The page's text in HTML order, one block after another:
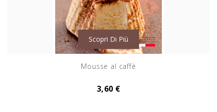
Scopri Di Più
Mousse al caffè
3,60 €